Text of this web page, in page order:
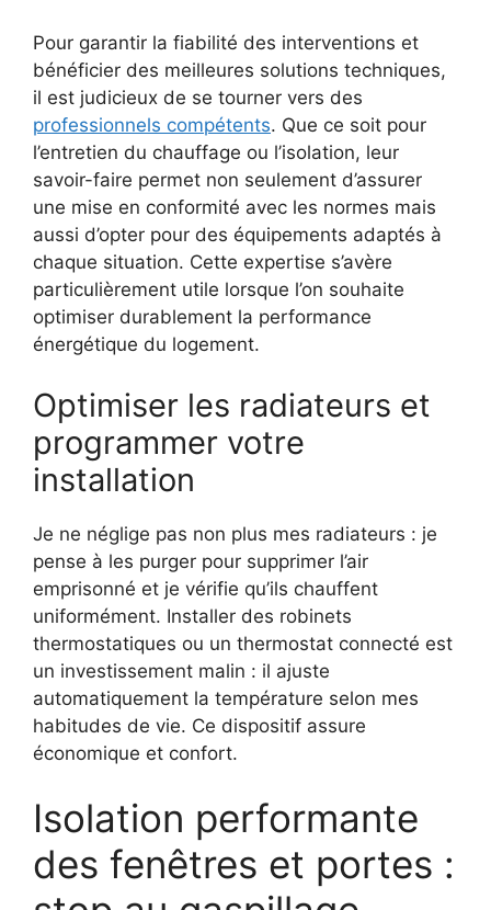
Pour garantir la fiabilité des interventions et
bénéficier des meilleures solutions techniques,
il est judicieux de se tourner vers des
professionnels compétents. Que ce soit pour
l’entretien du chauffage ou l’isolation, leur
savoir-faire permet non seulement d’assurer
une mise en conformité avec les normes mais
aussi d’opter pour des équipements adaptés à
chaque situation. Cette expertise s’avère
particulièrement utile lorsque l’on souhaite
optimiser durablement la performance
énergétique du logement.
Optimiser les radiateurs et
programmer votre
installation
Je ne néglige pas non plus mes radiateurs : je
pense à les purger pour supprimer l’air
emprisonné et je vérifie qu’ils chauffent
uniformément. Installer des robinets
thermostatiques ou un thermostat connecté est
un investissement malin : il ajuste
automatiquement la température selon mes
habitudes de vie. Ce dispositif assure
économique et confort.
Isolation performante
des fenêtres et portes :